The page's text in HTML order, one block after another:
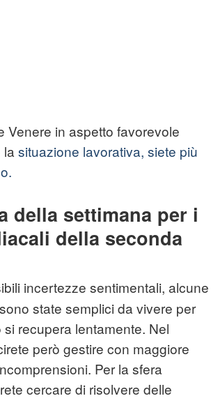
Venere in aspetto favorevole
la situazione lavorativa, siete più
della settimana per i
della seconda
incertezze sentimentali, alcune
state semplici da vivere per
recupera lentamente. Nel
però gestire con maggiore
Per la sfera
cercare di risolvere delle